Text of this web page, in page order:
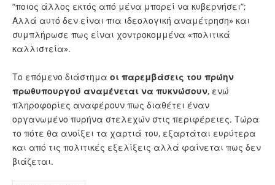
“ποιος άλλος εκτός από μένα μπορεί να κυβερνήσει”;
Αλλά αυτό δεν είναι πια ιδεολογική αναμέτρηση» και
συμπλήρωσε πως είναι χοντροκομμένα «πολιτικά
καλλιστεία».
Το επόμενο διάστημα οι παρεμβάσεις του πρώην
πρωθυπουργού αναμένεται να πυκνώσουν, ενώ
πληροφορίες αναφέρουν πως διαθέτει έναν
οργανωμένο πυρήνα στελεχών στις περιφέρειες. Τώρα
το πότε θα ανοίξει τα χαρτιά του, εξαρτάται ευρύτερα
και από τις πολιτικές εξελίξεις αλλά φαίνεται πως δεν
βιάζεται.